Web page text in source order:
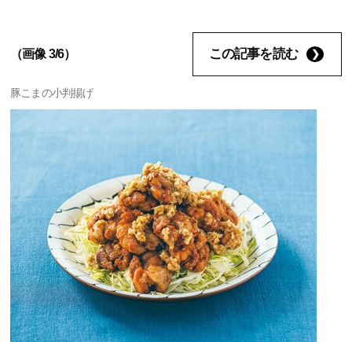
（画像 3/6） この記事を読む
豚こまの小判揚げ